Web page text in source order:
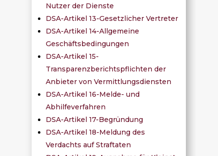
Nutzer der Dienste
DSA-Artikel 13-Gesetzlicher Vertreter
DSA-Artikel 14-Allgemeine
Geschäftsbedingungen
DSA-Artikel 15-
Transparenzberichtspflichten der
Anbieter von Vermittlungsdiensten
DSA-Artikel 16-Melde- und
Abhilfeverfahren
DSA-Artikel 17-Begründung
DSA-Artikel 18-Meldung des
Verdachts auf Straftaten